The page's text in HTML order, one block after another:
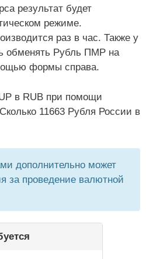
результат будет
режиме.
раз в час. Также у
обменять Рубль ПМР на
формы справа.
в RUB при помощи
11663 Рубля России в
дополнительно может
за проведение валютной